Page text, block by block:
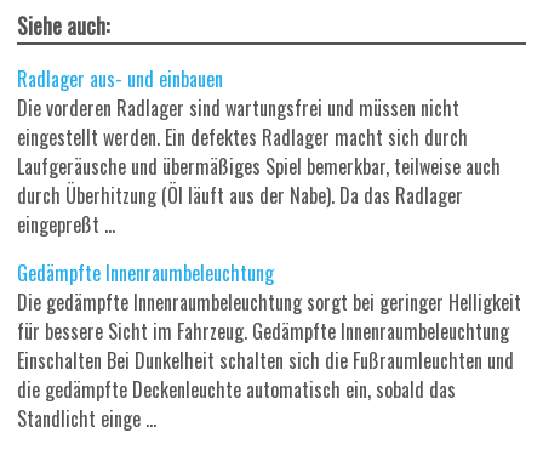
Siehe auch:
Radlager aus- und einbauen
Die vorderen Radlager sind wartungsfrei und müssen nicht
eingestellt werden. Ein defektes Radlager macht sich durch
Laufgeräusche und übermäßiges Spiel bemerkbar, teilweise auch
durch Überhitzung (Öl läuft aus der Nabe). Da das Radlager
eingepreßt ...
Gedämpfte Innenraumbeleuchtung
Die gedämpfte Innenraumbeleuchtung sorgt bei geringer Helligkeit
für bessere Sicht im Fahrzeug. Gedämpfte Innenraumbeleuchtung
Einschalten Bei Dunkelheit schalten sich die Fußraumleuchten und
die gedämpfte Deckenleuchte automatisch ein, sobald das
Standlicht einge ...